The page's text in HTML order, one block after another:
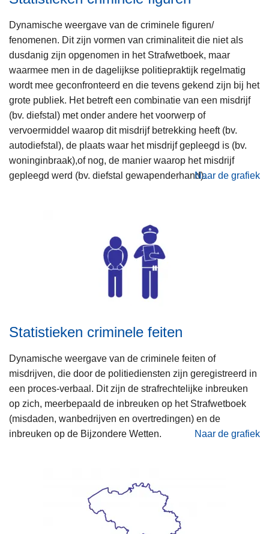
Dynamische weergave van de criminele figuren/
fenomenen. Dit zijn vormen van criminaliteit die niet als
dusdanig zijn opgenomen in het Strafwetboek, maar
waarmee men in de dagelijkse politiepraktijk regelmatig
wordt mee geconfronteerd en die tevens gekend zijn bij het
grote publiek. Het betreft een combinatie van een misdrijf
(bv. diefstal) met onder andere het voorwerp of
vervoermiddel waarop dit misdrijf betrekking heeft (bv.
autodiefstal), de plaats waar het misdrijf gepleegd is (bv.
woninginbraak),of nog, de manier waarop het misdrijf
gepleegd werd (bv. diefstal gewapenderhand).Naar de grafiek
Statistieken criminele feiten
Dynamische weergave van de criminele feiten of
misdrijven, die door de politiediensten zijn geregistreerd in
een proces-verbaal. Dit zijn de strafrechtelijke inbreuken
op zich, meerbepaald de inbreuken op het Strafwetboek
(misdaden, wanbedrijven en overtredingen) en de
inbreuken op de Bijzondere Wetten.
Naar de grafiek